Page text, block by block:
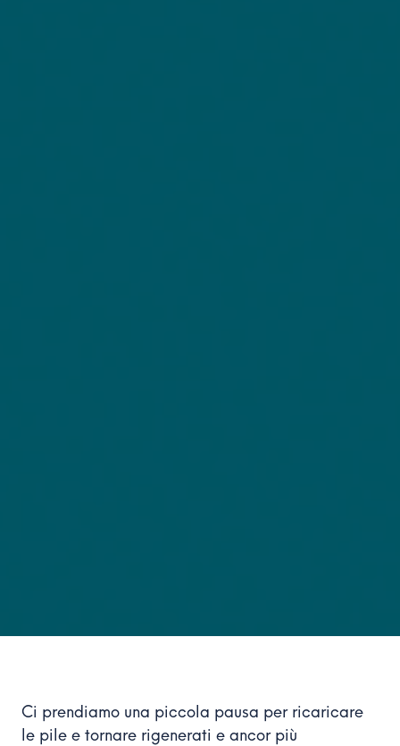
Ci prendiamo una piccola pausa per ricaricare
le pile e tornare rigenerati e ancor più